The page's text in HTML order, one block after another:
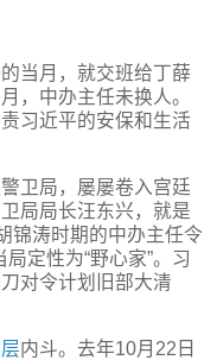
当月，就交班给丁薛
，中办主任未换人。
习近平的安保和生活
卫局，屡屡卷入宫廷
局局长汪东兴，就是
锦涛时期的中办主任令
定性为“野心家”。习
对令计划旧部大清
内斗。去年10月22日